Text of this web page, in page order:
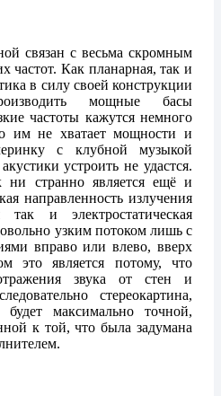
связан с весьма скромным
частот. Как планарная, так и
в силу своей конструкции
мощные басы
частоты кажутся немного
им не хватает мощности и
с клубной музыкой
устроить не удастся.
ни странно является ещё и
направленность излучения
и электростатическая
узким потоком лишь с
вправо или влево, вверх
это является потому, что
звука от стен и
стереокартина,
будет максимально точной,
к той, что была задумана